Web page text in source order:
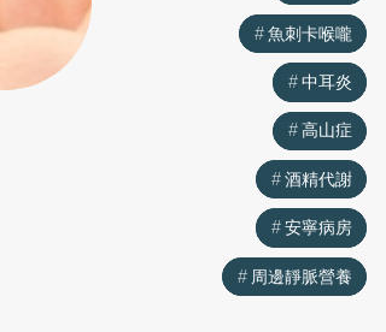
魚刺卡喉嚨
中耳炎
高山症
酒精代謝
安寧病房
周邊靜脈營養
魚刺卡喉嚨
中耳炎
高山症
酒精代謝
安寧病房
周邊靜脈營養